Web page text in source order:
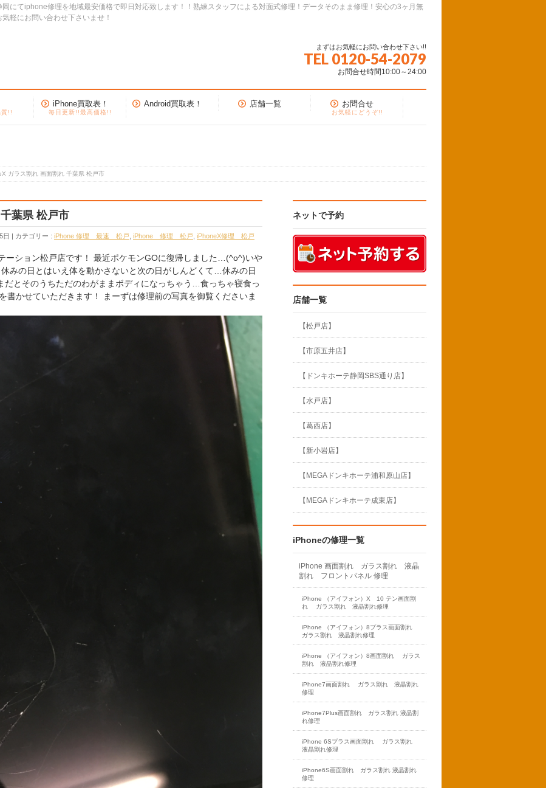
にてiphone修理を地域最安価格で即日対応致します！！熟練スタッフによる対面式修理！データそのまま修理！安心の3ヶ月無
軽にお問い合わせ下さいませ！
まずはお気軽にお問い合わせ下さい!!
TEL 0120-54-2079
お問合せ時間10:00～24:00
!!
iPhone買取表！
毎日更新!!最高価格!!
Android買取表！ 店舗一覧 お問合せ
お気軽にどうぞ!!
ガラス割れ 画面割れ 千葉県 松戸市
葉県 松戸市
日 カテゴリー : iPhone 修理 最速 松戸 iPhone 修理 松戸 iPhoneX修理 松戸
ーション松戸店です！ 最近ポケモンGOに復帰しました…(^o^)いや
みの日とはいえ体を動かさないと次の日がしんどくて…休みの日
とそのうちただのわがままボディになっちゃう…食っちゃ寝食っ
かせていただきます！ まーずは修理前の写真を御覧くださいま
ネットで予約
店舗一覧
【松戸店】
【市原五井店】
【ドンキホーテ静岡SBS通り店】
【水戸店】
【葛西店】
【新小岩店】
【MEGAドンキホーテ浦和原山店】
【MEGAドンキホーテ成東店】
iPhoneの修理一覧
iPhone 画面割れ ガラス割れ 液晶
割れ フロントパネル 修理
iPhone （アイフォン）X 10 テン画面割
れ ガラス割れ 液晶割れ修理
iPhone （アイフォン）8プラス画面割れ
ガラス割れ 液晶割れ修理
iPhone （アイフォン）8画面割れ ガラス
割れ 液晶割れ修理
iPhone7画面割れ ガラス割れ 液晶割れ
修理
iPhone7Plus画面割れ ガラス割れ 液晶割
れ修理
iPhone 6Sプラス画面割れ ガラス割れ
液晶割れ修理
iPhone6S画面割れ ガラス割れ 液晶割れ
修理